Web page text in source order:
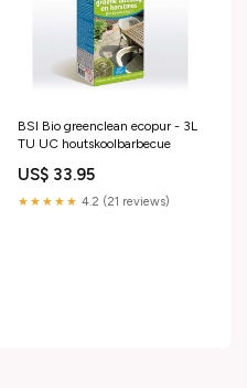
BSI Bio greenclean ecopur - 3L
TU UC houtskoolbarbecue
US$ 33.95
★★★★★ 4.2 (21 reviews)